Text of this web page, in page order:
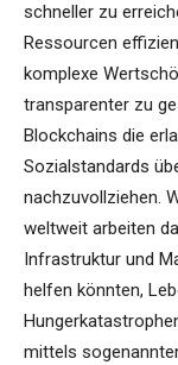
schneller zu
Ressourcen
komplexe
transparenter zu
Blockchains die
Sozialstandards
nachzuvollziehen.
weltweit arbeiten
Infrastruktur und
helfen könnten,
mittels